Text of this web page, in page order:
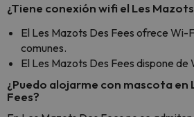
¿Tiene conexión wifi el Les
El Les Mazots Des Fees ofrece Wi-
comunes.
El Les Mazots Des Fees dispone de
¿Puedo alojarme con mascota en
Fees?